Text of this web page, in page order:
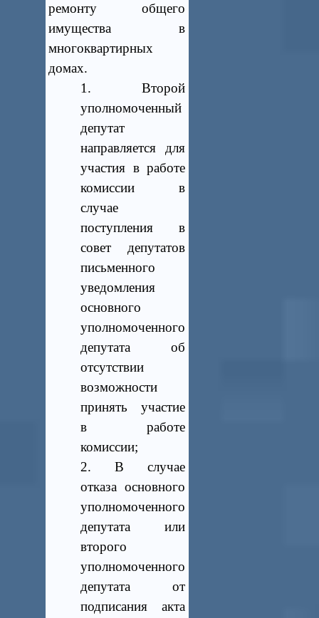
ремонту общего
имущества в
многоквартирных
домах.
1. Второй
уполномоченный
депутат
направляется для
участия в работе
комиссии в
случае
поступления в
совет депутатов
письменного
уведомления
основного
уполномоченного
депутата об
отсутствии
возможности
принять участие
в работе
комиссии;
2. В случае
отказа основного
уполномоченного
депутата или
второго
уполномоченного
депутата от
подписания акта